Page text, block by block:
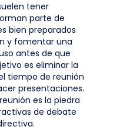
tener
parte de
bien preparados
y fomentar una
antes de que
es eliminar la
tiempo de reunión
presentaciones.
es la piedra
de debate